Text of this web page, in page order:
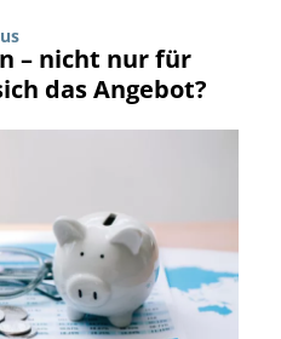
– nicht nur für
das Angebot?